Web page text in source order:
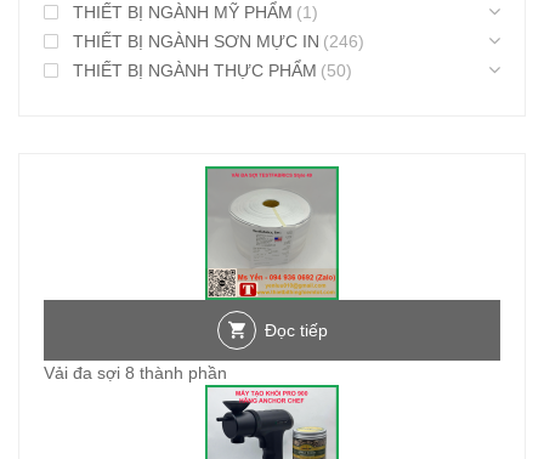
THIẾT BỊ NGÀNH MỸ PHẨM (1)
THIẾT BỊ NGÀNH SƠN MỰC IN (246)
THIẾT BỊ NGÀNH THỰC PHẨM (50)
Đọc tiếp
Vải đa sợi 8 thành phần